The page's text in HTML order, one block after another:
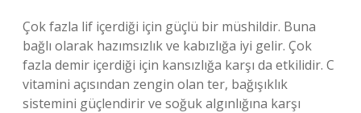
Çok fazla lif içerdiği için güçlü bir müshildir. Buna
bağlı olarak hazımsızlık ve kabızlığa iyi gelir. Çok
fazla demir içerdiği için kansızlığa karşı da etkilidir. C
vitamini açısından zengin olan ter, bağışıklık
sistemini güçlendirir ve soğuk algınlığına karşı